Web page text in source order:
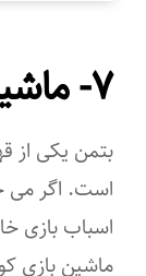
۷- ماشین طرح بتمن
بتمن یکی از
است. اگر می
اسباب بازی
ماشین بازی